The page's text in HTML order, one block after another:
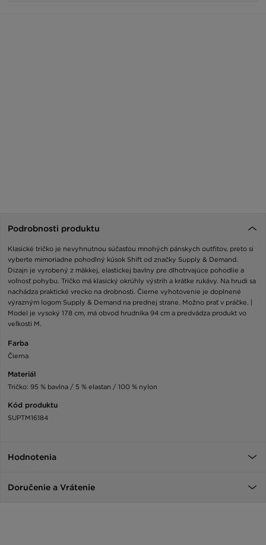
Podrobnosti produktu
Klasické tričko je nevyhnutnou súčasťou mnohých pánskych outfitov, preto si
vyberte mimoriadne pohodlný kúsok Shift od značky Supply & Demand.
Dizajn je vyrobený z mäkkej, elastickej bavlny pre dlhotrvajúce pohodlie a
voľnosť pohybu. Tričko má klasický okrúhly výstrih a krátke rukávy. Na hrudi sa
nachádza praktické vrecko na drobnosti. Čierne vyhotovenie je doplnené
výrazným logom Supply & Demand na prednej strane. Možno prať v práčke. |
Model je vysoký 178 cm, má obvod hrudníka 94 cm a predvádza produkt vo
veľkosti M.
Farba
Čierna
Materiál
Tričko: 95 % bavlna / 5 % elastan / 100 % nylon
Kód produktu
SUPTM16184
Hodnotenia
Doručenie a Vrátenie